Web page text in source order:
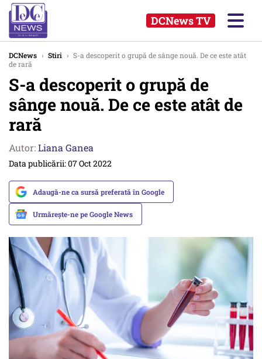
DCNews TV
DCNews › Stiri › S-a descoperit o grupă de sânge nouă. De ce este atât
de rară
S-a descoperit o grupă de
sânge nouă. De ce este atât de
rară
Autor:Liana Ganea
Data publicării: 07 Oct 2022
Adaugă-ne ca sursă preferată în Google
Urmărește-ne pe Google News